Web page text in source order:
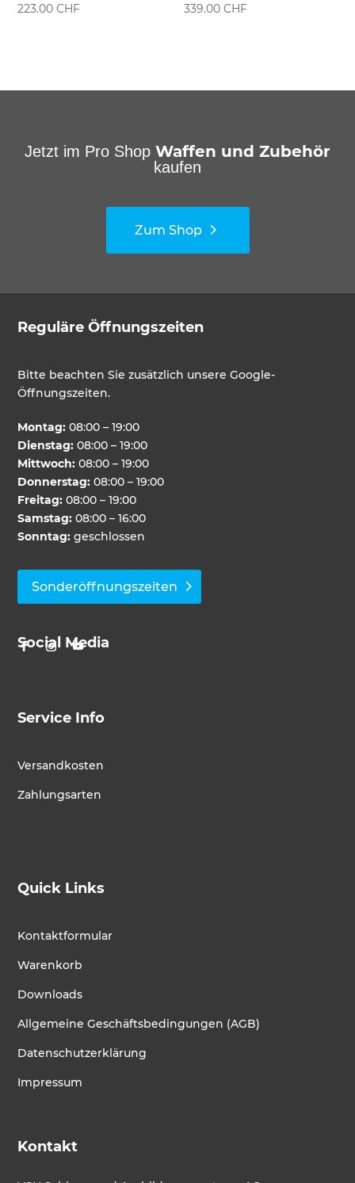
223.00CHF 339.00CHF
Jetzt im Pro Shop Waffen und Zubehör
kaufen
Zum Shop
Reguläre Öffnungszeiten
Bitte beachten Sie zusätzlich unsere Google-
Öffnungszeiten.
Montag: 08:00 – 19:00
Dienstag: 08:00 – 19:00
Mittwoch: 08:00 – 19:00
Donnerstag: 08:00 – 19:00
Freitag: 08:00 – 19:00
Samstag: 08:00 – 16:00
Sonntag: geschlossen
Sonderöffnungszeiten
Social Media
Service Info
Versandkosten
Zahlungsarten
Quick Links
Kontaktformular
Warenkorb
Downloads
Allgemeine Geschäftsbedingungen (AGB)
Datenschutzerklärung
Impressum
Kontakt